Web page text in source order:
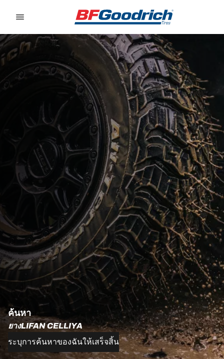
ค้นหา
ยางLIFAN CELLIYA
ระบุการค้นหาของฉันให้เสร็จสิ้น